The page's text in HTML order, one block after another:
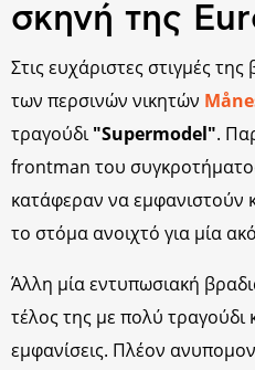
σκηνή της
Στις ευχάριστες στιγμές
των περσινών νικητών
τραγούδι"Supermodel".
frontman του
κατάφεραν να εμφανιστούν
το στόμα ανοιχτό για μία
Άλλη μία εντυπωσιακή
τέλος της με πολύ τραγούδι
εμφανίσεις. Πλέον